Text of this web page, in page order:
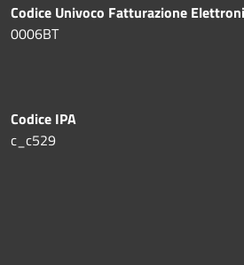
Codice Univoco Fatturazione
0006BT
Codice IPA
c_c529